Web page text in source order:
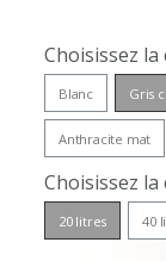
Choisissez
Blanc Gris
Anthracite mat
Choisissez la
20 litres 40